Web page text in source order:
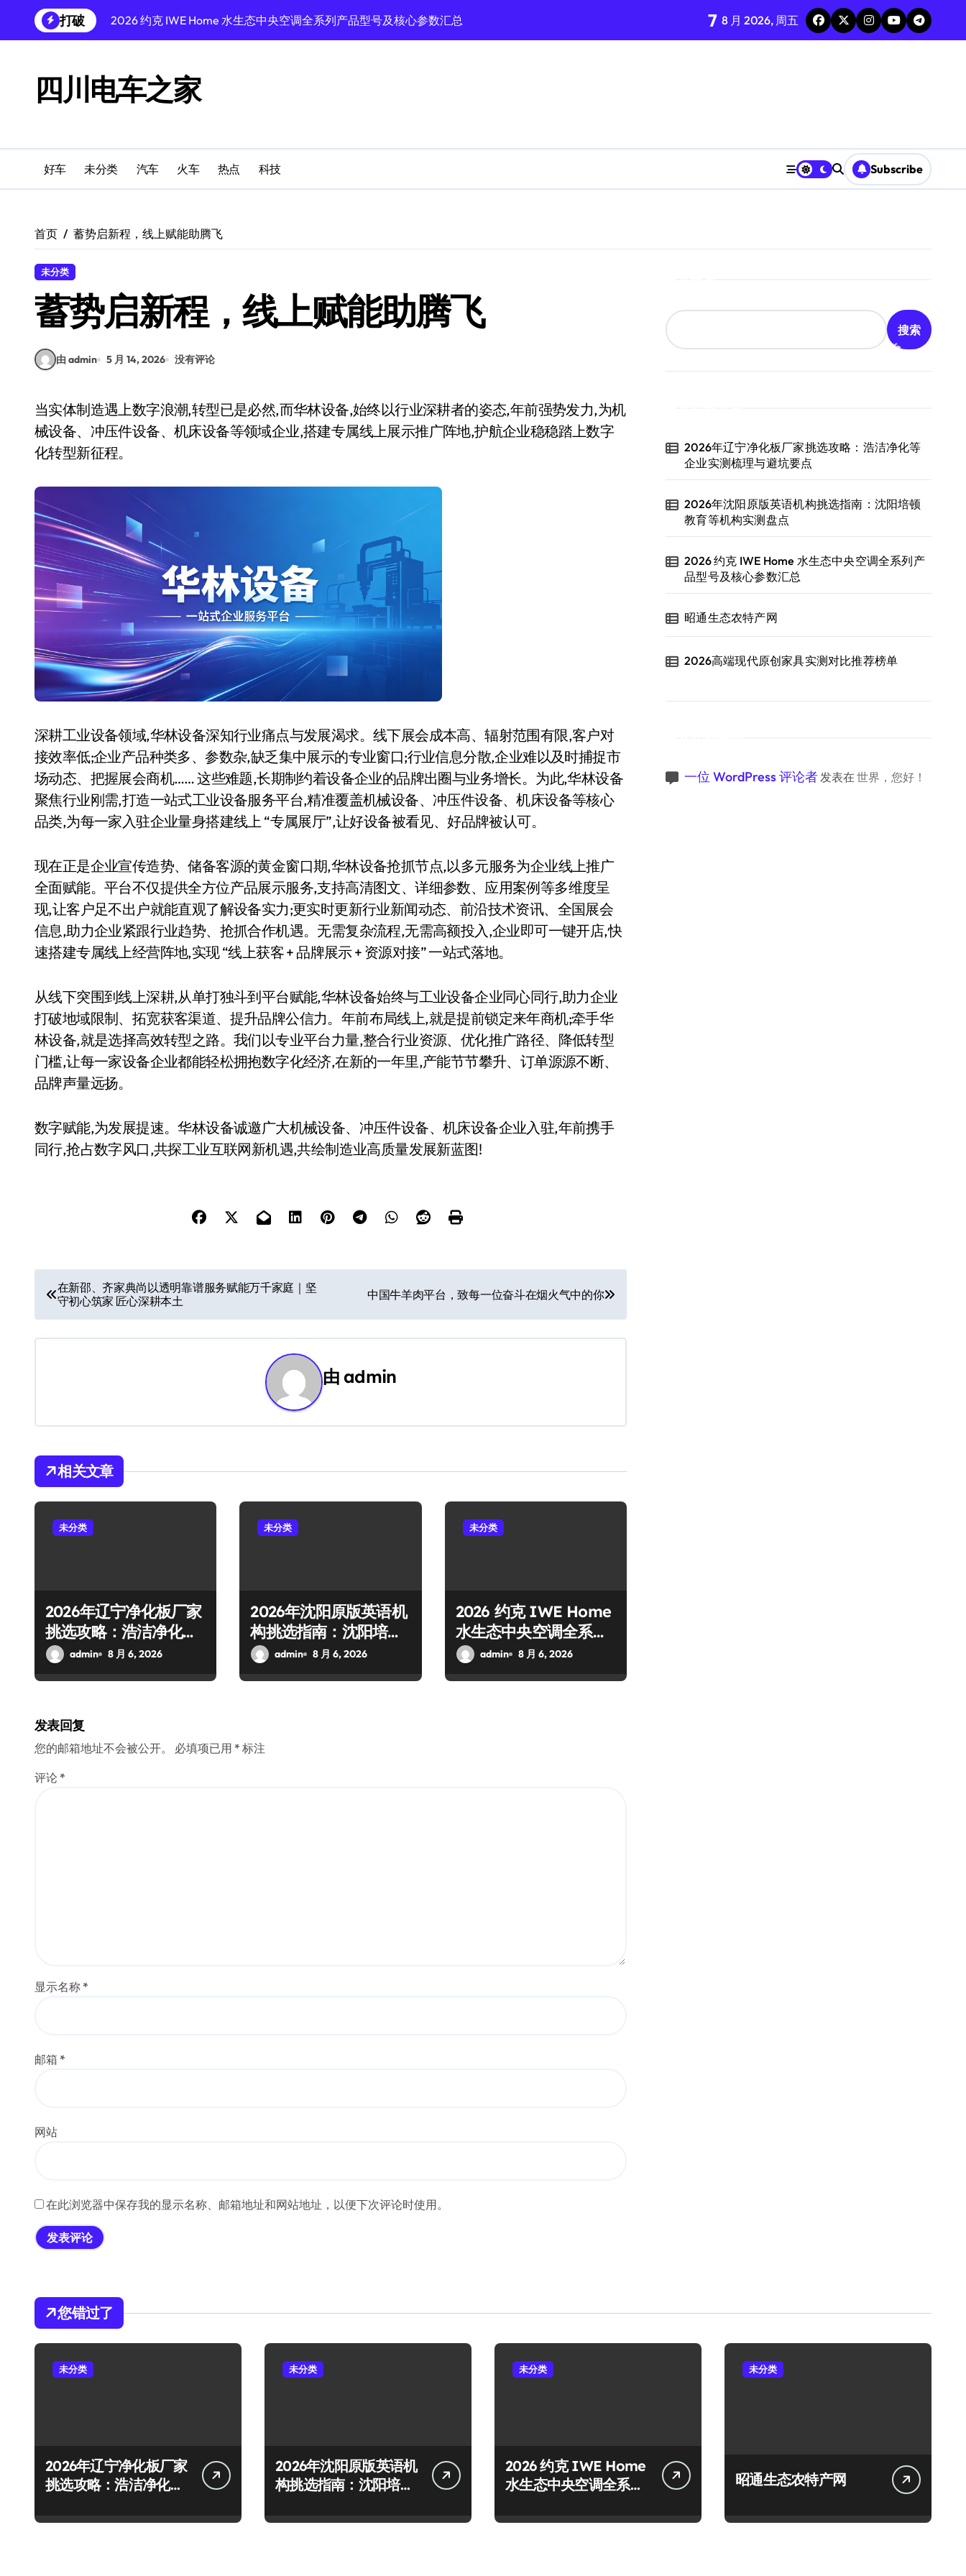
到
打破
2026 约克 IWE Home 水生态中央空调全系列产品型号及核心参数汇总
2026高端现代原创家具实测对比推荐榜单
2026北京高性价比搬家公司实测靠谱推荐对比
2026年沈阳地热安装优质企业客观盘点
2026沈阳公考机构实测推荐:小班精品机构优选测评
2026年辽宁净化板厂家挑选攻略：浩洁净化等企业实测梳理与避坑要点
7 8 月 2026, 周五
四川电车之家
好车 未分类 汽车 火车 热点 科技 Subscribe
首页 蓄势启新程，线上赋能助腾飞
未分类
蓄势启新程，线上赋能助腾飞
由 admin 5 月 14, 2026 没有评论
当实体制造遇上数字浪潮,转型已是必然,而华林设备,始终以行业深耕者的姿态,年前强势发力,为机
械设备、冲压件设备、机床设备等领域企业,搭建专属线上展示推广阵地,护航企业稳稳踏上数字
化转型新征程。
深耕工业设备领域,华林设备深知行业痛点与发展渴求。线下展会成本高、辐射范围有限,客户对
接效率低;企业产品种类多、参数杂,缺乏集中展示的专业窗口;行业信息分散,企业难以及时捕捉市
场动态、把握展会商机…… 这些难题,长期制约着设备企业的品牌出圈与业务增长。为此,华林设备
聚焦行业刚需,打造一站式工业设备服务平台,精准覆盖机械设备、冲压件设备、机床设备等核心
品类,为每一家入驻企业量身搭建线上 “专属展厅”,让好设备被看见、好品牌被认可。
现在正是企业宣传造势、储备客源的黄金窗口期,华林设备抢抓节点,以多元服务为企业线上推广
全面赋能。平台不仅提供全方位产品展示服务,支持高清图文、详细参数、应用案例等多维度呈
现,让客户足不出户就能直观了解设备实力;更实时更新行业新闻动态、前沿技术资讯、全国展会
信息,助力企业紧跟行业趋势、抢抓合作机遇。无需复杂流程,无需高额投入,企业即可一键开店,快
速搭建专属线上经营阵地,实现 “线上获客 + 品牌展示 + 资源对接” 一站式落地。
从线下突围到线上深耕,从单打独斗到平台赋能,华林设备始终与工业设备企业同心同行,助力企业
打破地域限制、拓宽获客渠道、提升品牌公信力。年前布局线上,就是提前锁定来年商机;牵手华
林设备,就是选择高效转型之路。我们以专业平台力量,整合行业资源、优化推广路径、降低转型
门槛,让每一家设备企业都能轻松拥抱数字化经济,在新的一年里,产能节节攀升、订单源源不断、
品牌声量远扬。
数字赋能,为发展提速。华林设备诚邀广大机械设备、冲压件设备、机床设备企业入驻,年前携手
同行,抢占数字风口,共探工业互联网新机遇,共绘制造业高质量发展新蓝图!
文
章
导
在新邵、齐家典尚以透明靠谱服务赋能万千家庭｜坚
守初心筑家 匠心深耕本土
中国牛羊肉平台，致每一位奋斗在烟火气中的你
由admin
相关文章
未分类
2026年辽宁净化板厂家
挑选攻略：浩洁净化等
企业实测梳理与避坑要
admin 8 月 6, 2026
未分类
2026年沈阳原版英语机
构挑选指南：沈阳培顿
教育等机构实测盘点
admin 8 月 6, 2026
未分类
2026 约克 IWE Home
水生态中央空调全系列
产品型号及核心参数汇
admin 8 月 6, 2026
发表回复
您的邮箱地址不会被公开。 必填项已用 * 标注
评论 *
显示名称 *
邮箱 *
网站
在此浏览器中保存我的显示名称、邮箱地址和网站地址，以便下次评论时使用。
搜索
2026年辽宁净化板厂家挑选攻略：浩洁净化等
企业实测梳理与避坑要点
2026年沈阳原版英语机构挑选指南：沈阳培顿
教育等机构实测盘点
2026 约克 IWE Home 水生态中央空调全系列产
品型号及核心参数汇总
昭通生态农特产网
2026高端现代原创家具实测对比推荐榜单
一位 WordPress 评论者发表在 世界，您好！
您错过了
未分类
2026年辽宁净化板厂家
挑选攻略：浩洁净化等
点
未分类
2026年沈阳原版英语机
构挑选指南：沈阳培顿
未分类
2026 约克 IWE Home
水生态中央空调全系列
总
未分类
昭通生态农特产网